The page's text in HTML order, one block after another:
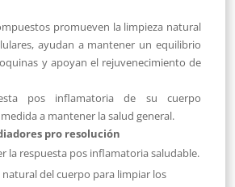
promueven la limpieza natural
ayudan a mantener un equilibrio
y apoyan el rejuvenecimiento de
pos inflamatoria de su cuerpo
a mantener la salud general.
pro resolución
la respuesta pos inflamatoria saludable.
del cuerpo para limpiar los